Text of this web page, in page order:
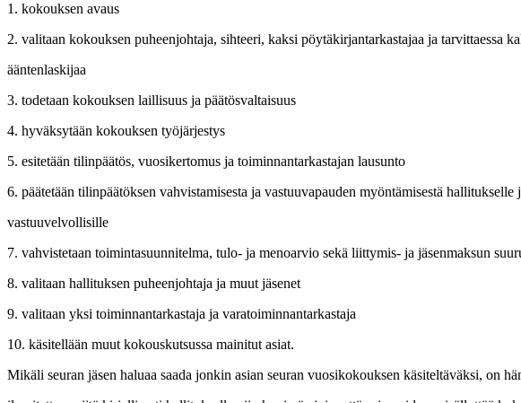
1. kokouksen avaus
2. valitaan kokouksen puheenjohtaja, sihteeri, kaksi pöytäkirjantarkastajaa ja tarvittaessa
ääntenlaskijaa
3. todetaan kokouksen laillisuus ja päätösvaltaisuus
4. hyväksytään kokouksen työjärjestys
5. esitetään tilinpäätös, vuosikertomus ja toiminnantarkastajan lausunto
6. päätetään tilinpäätöksen vahvistamisesta ja vastuuvapauden myöntämisestä hallitukselle
vastuuvelvollisille
7. vahvistetaan toimintasuunnitelma, tulo- ja menoarvio sekä liittymis- ja jäsenmaksun
8. valitaan hallituksen puheenjohtaja ja muut jäsenet
9. valitaan yksi toiminnantarkastaja ja varatoiminnantarkastaja
10. käsitellään muut kokouskutsussa mainitut asiat.
Mikäli seuran jäsen haluaa saada jonkin asian seuran vuosikokouksen käsiteltäväksi, on